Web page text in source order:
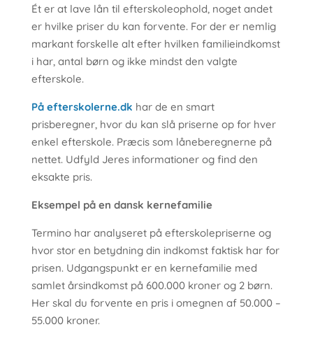
Ét er at lave lån til efterskoleophold, noget andet
er hvilke priser du kan forvente. For der er nemlig
markant forskelle alt efter hvilken familieindkomst
i har, antal børn og ikke mindst den valgte
efterskole.
På efterskolerne.dk har de en smart
prisberegner, hvor du kan slå priserne op for hver
enkel efterskole. Præcis som låneberegnerne på
nettet. Udfyld Jeres informationer og find den
eksakte pris.
Eksempel på en dansk kernefamilie
Termino har analyseret på efterskolepriserne og
hvor stor en betydning din indkomst faktisk har for
prisen. Udgangspunkt er en kernefamilie med
samlet årsindkomst på 600.000 kroner og 2 børn.
Her skal du forvente en pris i omegnen af 50.000 –
55.000 kroner.